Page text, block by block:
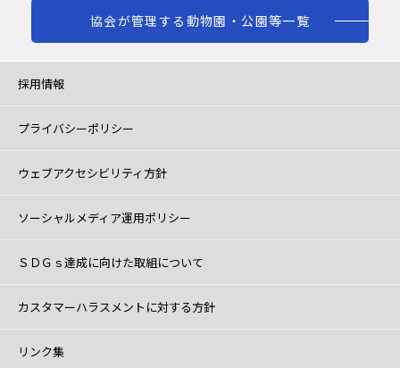
協会が管理する動物園・公園等一覧
採用情報
プライバシーポリシー
ウェブアクセシビリティ方針
ソーシャルメディア運用ポリシー
ＳＤＧｓ達成に向けた取組について
カスタマーハラスメントに対する方針
リンク集